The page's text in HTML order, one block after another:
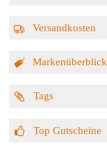
Versandkosten
Markenüberblick
Tags
Top Gutscheine